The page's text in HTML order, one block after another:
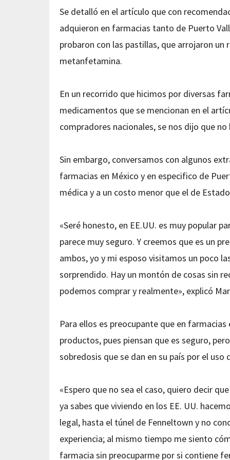
Se detalló en el artículo que con
adquieron en farmacias tanto de Puerto
probaron con las pastillas, que arrojaron
metanfetamina.
En un recorrido que hicimos por diversas
medicamentos que se mencionan en el
compradores nacionales, se nos dijo que no
Sin embargo, conversamos con algunos
farmacias en México y en especifico de
médica y a un costo menor que el de
«Seré honesto, en EE.UU. es muy popular
parece muy seguro. Y creemos que es un
ambos, yo y mi esposo visitamos un poco
sorprendido. Hay un montón de cosas sin
podemos comprar y realmente», explicó
Para ellos es preocupante que en
productos, pues piensan que es seguro,
sobredosis que se dan en su país por el uso
«Espero que no sea el caso, quiero decir
ya sabes que viviendo en los EE. UU.
legal, hasta el túnel de Fenneltown y no
experiencia; al mismo tiempo me siento
farmacia sin preocuparme por si contiene